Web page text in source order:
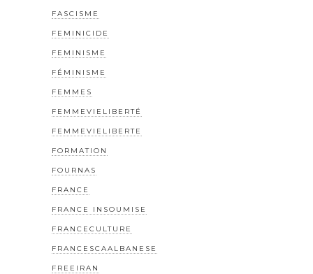
FASCISME
FEMINICIDE
FEMINISME
FÉMINISME
FEMMES
FEMMEVIELIBERTÉ
FEMMEVIELIBERTE
FORMATION
FOURNAS
FRANCE
FRANCE INSOUMISE
FRANCECULTURE
FRANCESCAALBANESE
FREEIRAN